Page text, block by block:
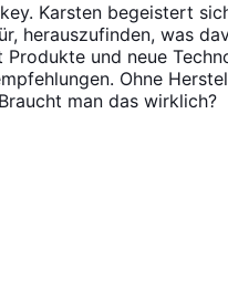
Karsten begeistert
herauszufinden, was
und neue
Ohne
man das wirklich?